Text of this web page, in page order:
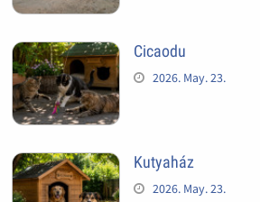
Cicaodu
2026. May. 23.
Kutyaház
2026. May. 23.